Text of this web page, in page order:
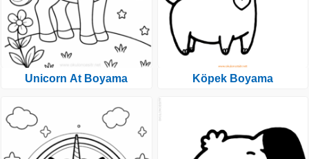
Unicorn At Boyama Köpek Boyama